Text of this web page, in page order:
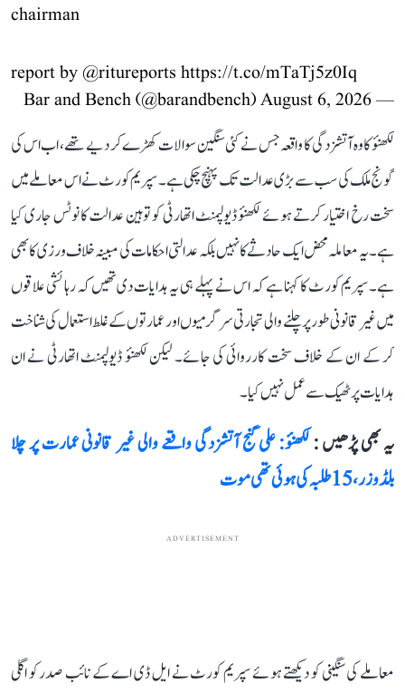
chairman
report by @ritureports https://t.co/mTaTj5z0Iq
— Bar and Bench (@barandbench)
August 6, 2026
لکھنؤ کا وہ آتشزدگی کا واقعہ جس نے کئی سنگین سوالات کھڑے کر دیے تھے، اب اس کی
گونج ملک کی سب سے بڑی عدالت تک پہنچ چکی ہے۔ سپریم کورٹ نے اس معاملے میں
سخت رخ اختیار کرتے ہوئے لکھنؤ ڈیولپمنٹ اتھارٹی کو توہین عدالت کا نوٹس جاری کیا
ہے۔ یہ معاملہ محض ایک حادثے کا نہیں بلکہ عدالتی احکامات کی مبینہ خلاف ورزی کا بھی
ہے۔ سپریم کورٹ کا کہنا ہے کہ اس نے پہلے ہی یہ ہدایات دی تھیں کہ رہائشی علاقوں
میں غیر قانونی طور پر چلنے والی تجارتی سرگرمیوں اور عمارتوں کے غلط استعمال کی شناخت
کر کے ان کے خلاف سخت کارروائی کی جائے۔ لیکن لکھنؤ ڈیولپمنٹ اتھارٹی نے ان
ہدایات پر ٹھیک سے عمل نہیں کیا۔
یہ بھی پڑھیں :لکھنؤ: علی گنج آتشزدگی واقعے والی غیر قانونی عمارت پر چلا
بلڈوزر، 15 طلبہ کی ہوئی تھی موت
ADVERTISEMENT
معاملے کی سنگینی کو دیکھتے ہوئے سپریم کورٹ نے ایل ڈی اے کے نائب صدر کو اگلی